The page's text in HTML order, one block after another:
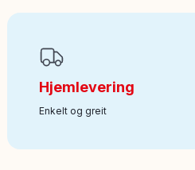
Hjemlevering
Enkelt og greit